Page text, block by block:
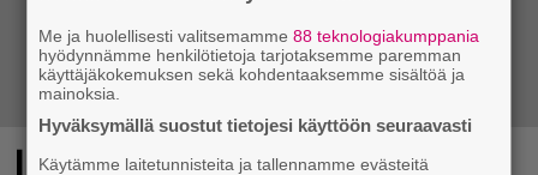
Me ja huolellisesti valitsemamme88 teknologiakumppania
hyödynnämme henkilötietoja tarjotaksemme paremman
käyttäjäkokemuksen sekä kohdentaaksemme sisältöä ja
mainoksia.
Hyväksymällä suostut tietojesi käyttöön seuraavasti
Käytämme laitetunnisteita ja tallennamme evästeitä